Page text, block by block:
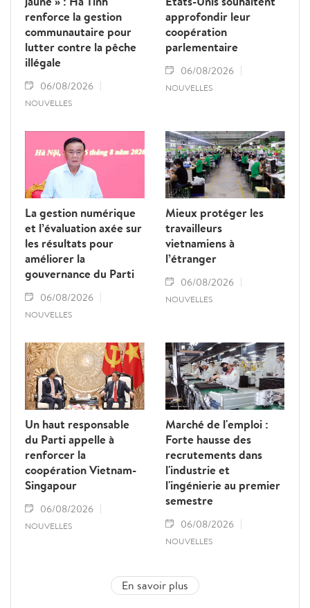
renforce la gestion
communautaire pour
lutter contre la pêche
illégale
06/08/2026
NOUVELLES
approfondir leur
coopération
parlementaire
06/08/2026
NOUVELLES
La gestion numérique
et l’évaluation axée sur
les résultats pour
améliorer la
gouvernance du Parti
06/08/2026
NOUVELLES
Mieux protéger les
travailleurs
vietnamiens à
l’étranger
06/08/2026
NOUVELLES
Un haut responsable
du Parti appelle à
renforcer la
coopération Vietnam-
Singapour
06/08/2026
NOUVELLES
Marché de l'emploi :
Forte hausse des
recrutements dans
l'industrie et
l'ingénierie au premier
semestre
06/08/2026
NOUVELLES
En savoir plus